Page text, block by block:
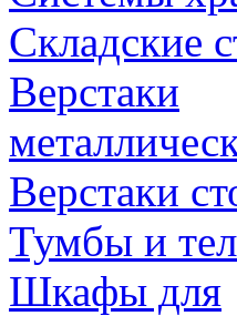
Складские
Верстаки
Верстаки
Тумбы и
Шкафы для